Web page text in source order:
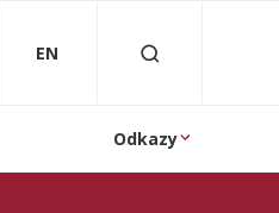
EN
Odkazy